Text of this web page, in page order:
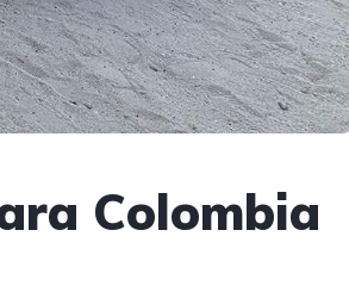
Colombia